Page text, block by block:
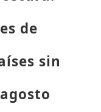
de
sin